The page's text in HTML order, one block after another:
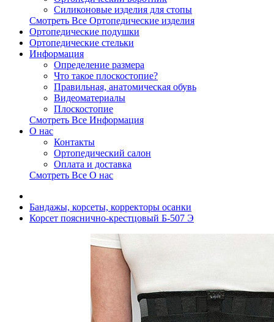
Силиконовые изделия для стопы
Смотреть Все Ортопедические изделия
Ортопедические подушки
Ортопедические стельки
Информация
Определение размера
Что такое плоскостопие?
Правильная, анатомическая обувь
Видеоматериалы
Плоскостопие
Смотреть Все Информация
О нас
Контакты
Ортопедический салон
Оплата и доставка
Смотреть Все О нас
Бандажы, корсеты, корректоры осанки
Корсет пояснично-крестцовый Б-507 Э